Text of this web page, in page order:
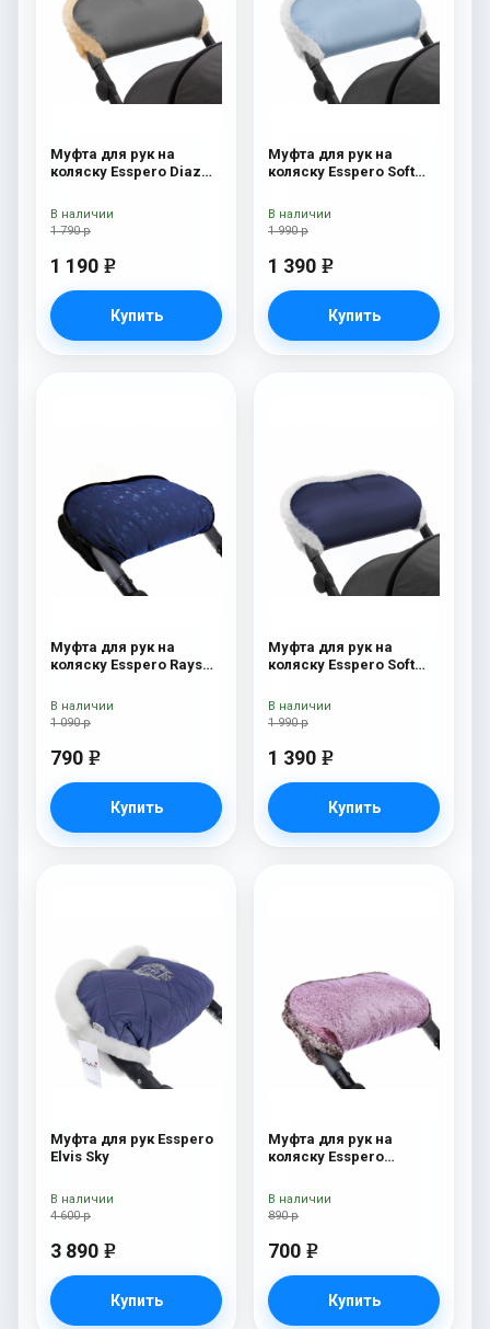
Муфта для рук на
коляску Esspero Diaz
Grey
1 790 р
1 190 e
Купить
В наличии
Муфта для рук на
коляску Esspero Soft
1 990 р
1 390 e
Купить
В наличии
Муфта для рук на
коляску Esspero Rays
1 090 р
790 e
Купить
В наличии
Муфта для рук на
коляску Esspero Soft
1 990 р
1 390 e
Купить
В наличии
Муфта для рук Esspero
Elvis Sky
4 600 р
3 890 e
Купить
В наличии
Муфта для рук на
коляску Esspero
890 р
700 e
Купить
В наличии